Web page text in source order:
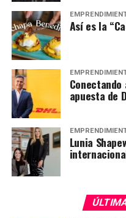
Así es la
Conectando
apuesta de
Lunia